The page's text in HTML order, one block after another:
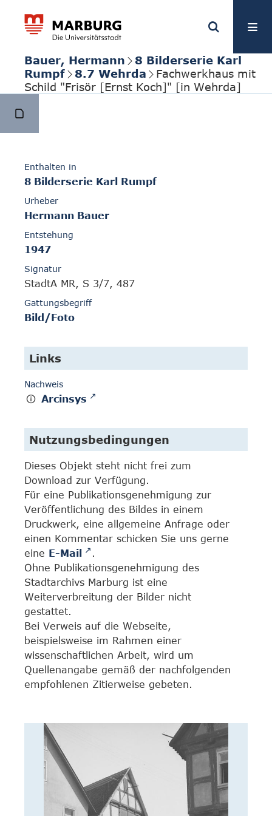
Bauer, Hermann
8 Bilderserie Karl
Rumpf
8.7 Wehrda
Fachwerkhaus mit
Schild "Frisör [Ernst Koch]" [in Wehrda]
Enthalten in
8 Bilderserie Karl Rumpf
Urheber
Hermann Bauer
Entstehung
1947
Signatur
StadtA MR, S 3/7, 487
Gattungsbegriff
Bild/Foto
Links
Nachweis
Arcinsys
Nutzungsbedingungen
Dieses Objekt steht nicht frei zum
Download zur Verfügung.
Für eine Publikationsgenehmigung zur
Veröffentlichung des Bildes in einem
Druckwerk, eine allgemeine Anfrage oder
einen Kommentar schicken Sie uns gerne
eine E-Mail
.
Ohne Publikationsgenehmigung des
Stadtarchivs Marburg ist eine
Weiterverbreitung der Bilder nicht
gestattet.
Bei Verweis auf die Webseite,
beispielsweise im Rahmen einer
wissenschaftlichen Arbeit, wird um
Quellenangabe gemäß der nachfolgenden
empfohlenen Zitierweise gebeten.